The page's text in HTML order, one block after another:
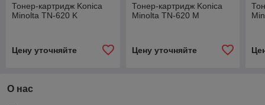
Тонер-картридж Konica
Minolta TN-620 K
Цену уточняйте
Тонер-картридж Konica
Minolta TN-620 M
Цену уточняйте
О нас